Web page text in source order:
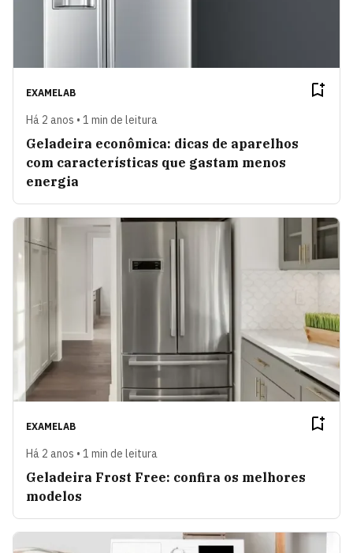
EXAMELAB
Há 2 anos • 1 min de leitura
Geladeira econômica: dicas de aparelhos
com características que gastam menos
energia
EXAMELAB
Há 2 anos • 1 min de leitura
Geladeira Frost Free: confira os melhores
modelos